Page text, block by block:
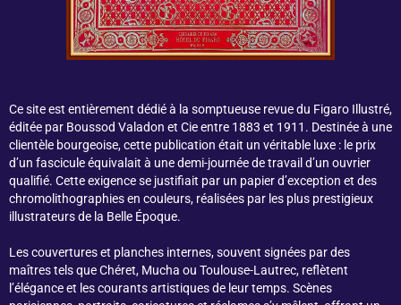
Ce site est entièrement dédié à la somptueuse revue du Figaro Illustré,
éditée par Boussod Valadon et Cie entre 1883 et 1911. Destinée à une
clientèle bourgeoise, cette publication était un véritable luxe : le prix
d’un fascicule équivalait à une demi-journée de travail d’un ouvrier
qualifié. Cette exigence se justifiait par un papier d’exception et des
chromolithographies en couleurs, réalisées par les plus prestigieux
illustrateurs de la Belle Époque.
Les couvertures et planches internes, souvent signées par des
maîtres tels que Chéret, Mucha ou Toulouse-Lautrec, reflètent
l’élégance et les courants artistiques de leur temps. Scènes